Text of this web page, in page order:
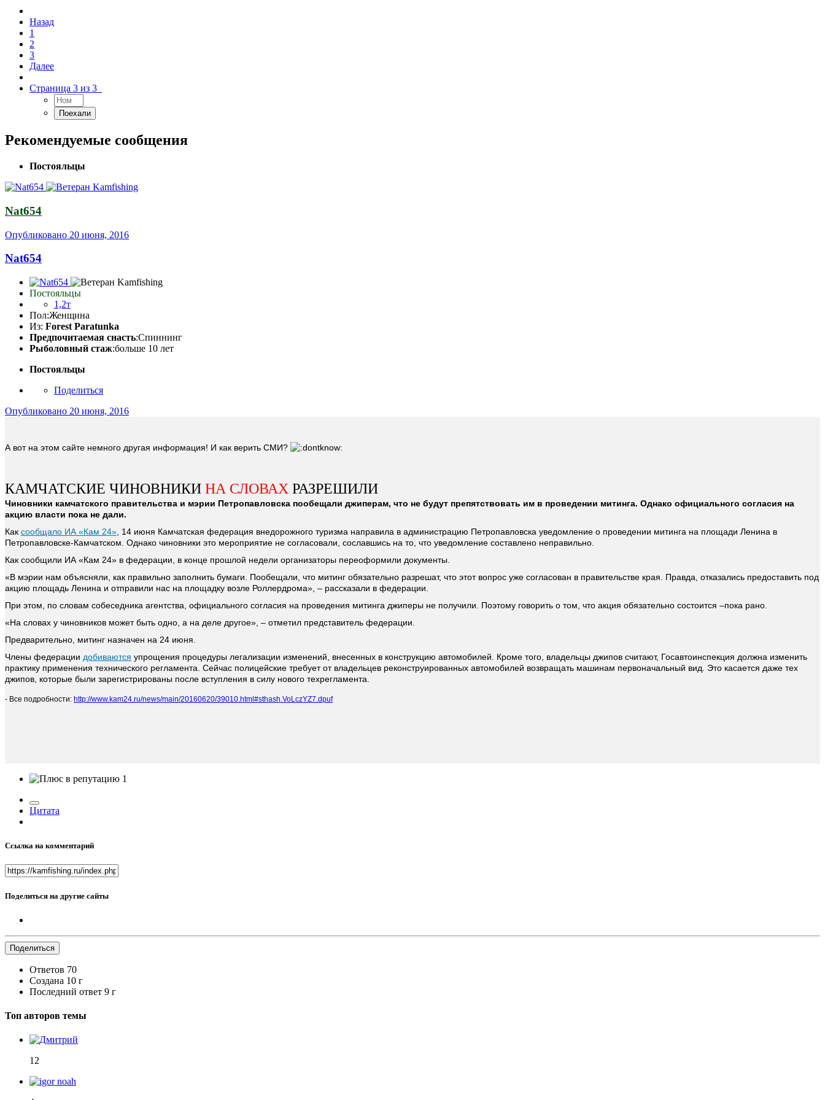
Назад
1
2
3
Далее
Страница 3 из 3
Рекомендуемые сообщения
Постояльцы
Nat654
Опубликовано 20 июня, 2016
Nat654
Постояльцы
1,2т
Пол:Женщина
Из: Forest Paratunka
Предпочитаемая снасть:Спиннинг
Рыболовный стаж:больше 10 лет
Постояльцы
Поделиться
Опубликовано 20 июня, 2016
А вот на этом сайте немного другая информация! И как верить СМИ?
КАМЧАТСКИЕ ЧИНОВНИКИ НА СЛОВАХ РАЗРЕШИЛИ
Чиновники камчатского правительства и мэрии Петропавловска пообещали джиперам, что не будут препятствовать им в проведении митинга. Однако официального согласия на
акцию власти пока не дали.
Как сообщало ИА «Кам 24» , 14 июня Камчатская федерация внедорожного туризма направила в администрацию Петропавловска уведомление о проведении митинга на площади Ленина в
Петропавловске-Камчатском. Однако чиновники это мероприятие не согласовали, сославшись на то, что уведомление составлено неправильно.
Как сообщили ИА «Кам 24» в федерации, в конце прошлой недели организаторы переоформили документы.
«В мэрии нам объясняли, как правильно заполнить бумаги. Пообещали, что митинг обязательно разрешат, что этот вопрос уже согласован в правительстве края. Правда, отказались предоставить под
акцию площадь Ленина и отправили нас на площадку возле Роллердрома», – рассказали в федерации.
При этом, по словам собеседника агентства, официального согласия на проведения митинга джиперы не получили. Поэтому говорить о том, что акция обязательно состоится –пока рано.
«На словах у чиновников может быть одно, а на деле другое», – отметил представитель федерации.
Предварительно, митинг назначен на 24 июня.
Члены федерации добиваются упрощения процедуры легализации изменений, внесенных в конструкцию автомобилей. Кроме того, владельцы джипов считают, Госавтоинспекция должна изменить
практику применения технического регламента. Сейчас полицейские требует от владельцев реконструированных автомобилей возвращать машинам первоначальный вид. Это касается даже тех
джипов, которые были зарегистрированы после вступления в силу нового техрегламента.
- Все подробности: http://www.kam24.ru/news/main/20160620/39010.html#sthash.VoLczYZ7.dpuf
1
Цитата
Ссылка на комментарий
Поделиться на другие сайты
Поделиться
Ответов 70
Создана 10 г
Последний ответ 9 г
Топ авторов темы
12